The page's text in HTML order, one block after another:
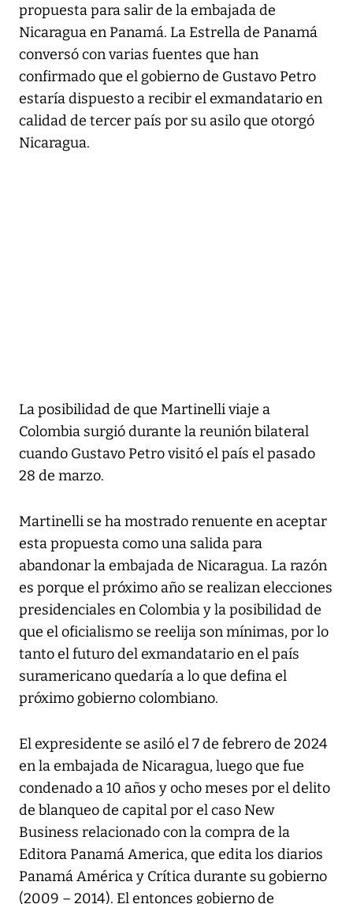
propuesta para salir de la embajada de
Nicaragua en Panamá. La Estrella de Panamá
conversó con varias fuentes que han
confirmado que el gobierno de Gustavo Petro
estaría dispuesto a recibir el exmandatario en
calidad de tercer país por su asilo que otorgó
Nicaragua.
La posibilidad de que Martinelli viaje a
Colombia surgió durante la reunión bilateral
cuando Gustavo Petro visitó el país el pasado
28 de marzo.
Martinelli se ha mostrado renuente en aceptar
esta propuesta como una salida para
abandonar la embajada de Nicaragua. La razón
es porque el próximo año se realizan elecciones
presidenciales en Colombia y la posibilidad de
que el oficialismo se reelija son mínimas, por lo
tanto el futuro del exmandatario en el país
suramericano quedaría a lo que defina el
próximo gobierno colombiano.
El expresidente se asiló el 7 de febrero de 2024
en la embajada de Nicaragua, luego que fue
condenado a 10 años y ocho meses por el delito
de blanqueo de capital por el caso New
Business relacionado con la compra de la
Editora Panamá America, que edita los diarios
Panamá América y Crítica durante su gobierno
(2009 – 2014). El entonces gobierno de